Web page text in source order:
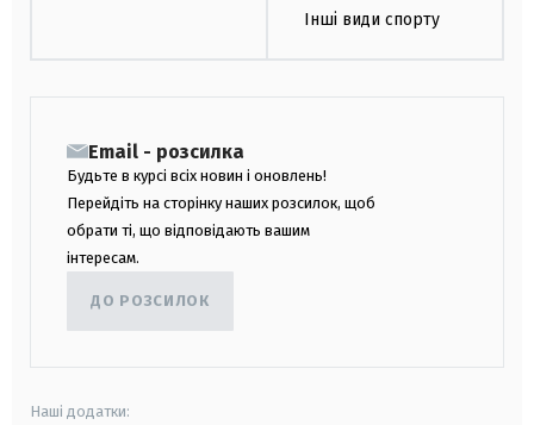
Інші види спорту
Email - розсилка
Будьте в курсі всіх новин і оновлень!
Перейдіть на сторінку наших розсилок, щоб
обрати ті, що відповідають вашим
інтересам.
ДО РОЗСИЛОК
Наші додатки: